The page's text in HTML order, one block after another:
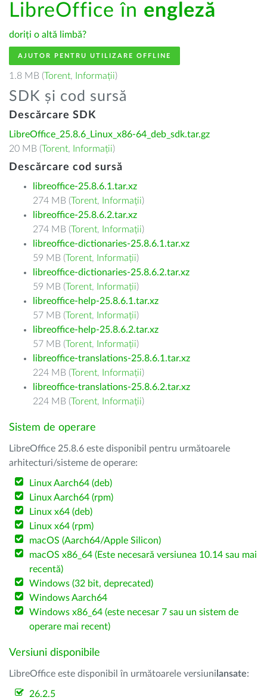
LibreOffice în engleză
doriți o altă limbă?
AJUTOR PENTRU UTILIZARE OFFLINE
1.8 MB (Torent, Informații)
SDK și cod sursă
Descărcare SDK
LibreOffice_25.8.6_Linux_x86-64_deb_sdk.tar.gz
20 MB (Torent, Informații)
Descărcare cod sursă
libreoffice-25.8.6.1.tar.xz
274 MB (Torent, Informații)
libreoffice-25.8.6.2.tar.xz
274 MB (Torent, Informații)
libreoffice-dictionaries-25.8.6.1.tar.xz
59 MB (Torent, Informații)
libreoffice-dictionaries-25.8.6.2.tar.xz
59 MB (Torent, Informații)
libreoffice-help-25.8.6.1.tar.xz
57 MB (Torent, Informații)
libreoffice-help-25.8.6.2.tar.xz
57 MB (Torent, Informații)
libreoffice-translations-25.8.6.1.tar.xz
224 MB (Torent, Informații)
libreoffice-translations-25.8.6.2.tar.xz
224 MB (Torent, Informații)
Sistem de operare
LibreOffice 25.8.6 este disponibil pentru următoarele
arhitecturi/sisteme de operare:
Linux Aarch64 (deb)
Linux Aarch64 (rpm)
Linux x64 (deb)
Linux x64 (rpm)
macOS (Aarch64/Apple Silicon)
macOS x86_64 (Este necesară versiunea 10.14 sau mai
recentă)
Windows (32 bit, deprecated)
Windows Aarch64
Windows x86_64 (este necesar 7 sau un sistem de
operare mai recent)
Versiuni disponibile
LibreOffice este disponibil în următoarele versiuni lansate:
26.2.5